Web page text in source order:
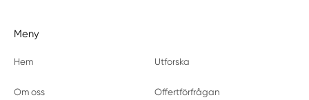
Meny
Hem Utforska
Om oss Offertförfrågan